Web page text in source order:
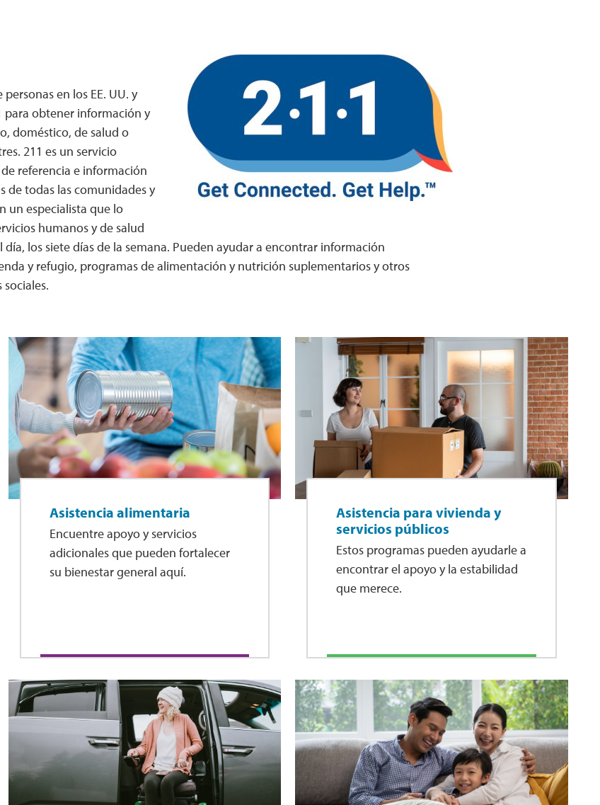
en los EE. UU. y
para obtener información y
doméstico, de salud o
211 es un servicio
referencia e información
de todas las comunidades y
un especialista que lo
humanos y de salud
día, los siete días de la semana. Pueden ayudar a encontrar información
y refugio, programas de alimentación y nutrición suplementarios y otros
Asistencia alimentaria
Encuentre apoyo y servicios
adicionales que pueden fortalecer
su bienestar general aquí.
Asistencia para vivienda y
servicios públicos
Estos programas pueden ayudarle a
encontrar el apoyo y la estabilidad
que merece.